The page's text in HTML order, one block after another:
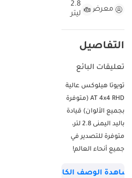
معرض
2.8
ليتر
التفاصيل
تعليقات البائع
تويوتا هيلوكس عالية
AT 4x4 RHD (متوفرة
بجميع الألوان) قيادة
باليد اليمنى 2.8 لتر،
متوفرة للتصدير في
جميع أنحاء العالم!
الوصف الكامل